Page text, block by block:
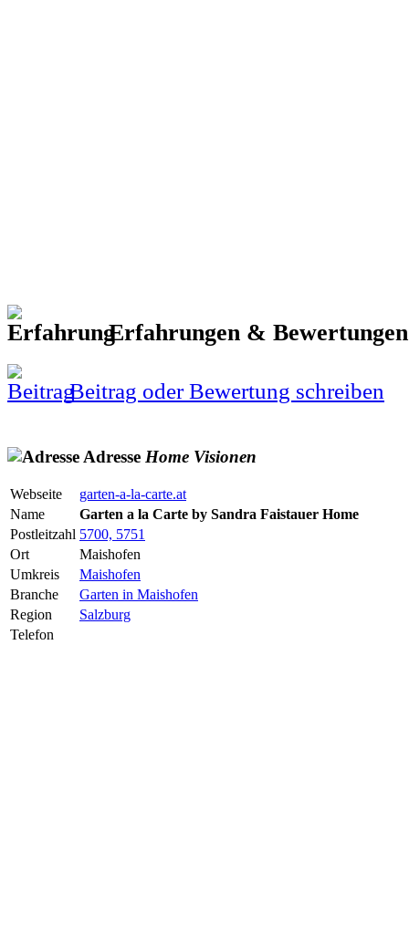
Erfahrungen &
Beitrag oder Bewertung schreiben
Adresse Home Visionen
Webseite
garten-a-la-carte.at
Name
Garten a la Carte by Sandra Faistauer Home
Postleitzahl 5700, 5751
Ort
Maishofen
Umkreis
Maishofen
Branche
Garten in Maishofen
Region
Salzburg
Telefon